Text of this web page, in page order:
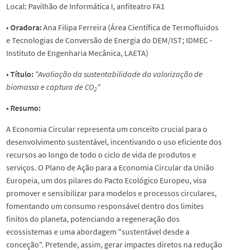
Local: Pavilhão de Informática I, anfiteatro FA1
•Oradora:Ana Filipa Ferreira (Área Científica de Termofluidos
e Tecnologias de Conversão de Energia do DEM/IST; IDMEC -
Instituto de Engenharia Mecânica, LAETA)
•Título: "Avaliação da sustentabilidade da valorização de
biomassa e captura de CO2"
• Resumo:
A Economia Circular representa um conceito crucial para o
desenvolvimento sustentável, incentivando o uso eficiente dos
recursos ao longo de todo o ciclo de vida de produtos e
serviços. O Plano de Ação para a Economia Circular da União
Europeia, um dos pilares do Pacto Ecológico Europeu, visa
promover e sensibilizar para modelos e processos circulares,
fomentando um consumo responsável dentro dos limites
finitos do planeta, potenciando a regeneração dos
ecossistemas e uma abordagem "sustentável desde a
conceção". Pretende, assim, gerar impactes diretos na redução